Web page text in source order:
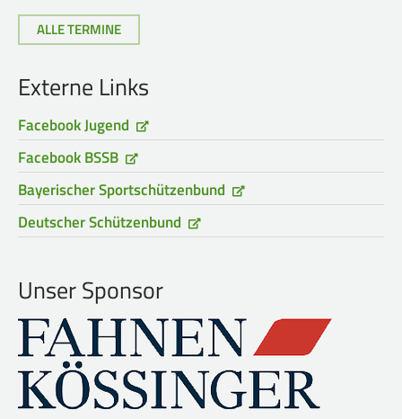
ALLE TERMINE
Externe Links
Facebook Jugend
Facebook BSSB
Bayerischer Sportschützenbund
Deutscher Schützenbund
Unser Sponsor